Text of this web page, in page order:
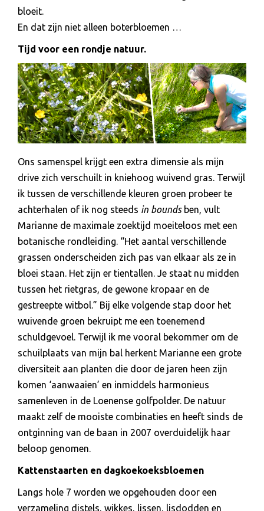
bloeit.
En dat zijn niet alleen boterbloemen …
Tijd voor een rondje natuur.
Ons samenspel krijgt een extra dimensie als mijn
drive zich verschuilt in kniehoog wuivend gras. Terwijl
ik tussen de verschillende kleuren groen probeer te
achterhalen of ik nog steeds in bounds ben, vult
Marianne de maximale zoektijd moeiteloos met een
botanische rondleiding. “Het aantal verschillende
grassen onderscheiden zich pas van elkaar als ze in
bloei staan. Het zijn er tientallen. Je staat nu midden
tussen het rietgras, de gewone kropaar en de
gestreepte witbol.” Bij elke volgende stap door het
wuivende groen bekruipt me een toenemend
schuldgevoel. Terwijl ik me vooral bekommer om de
schuilplaats van mijn bal herkent Marianne een grote
diversiteit aan planten die door de jaren heen zijn
komen ‘aanwaaien’ en inmiddels harmonieus
samenleven in de Loenense golfpolder. De natuur
maakt zelf de mooiste combinaties en heeft sinds de
ontginning van de baan in 2007 overduidelijk haar
beloop genomen.
Kattenstaarten en dagkoekoeksbloemen
Langs hole 7 worden we opgehouden door een
verzameling distels, wikkes, lissen, lisdodden en